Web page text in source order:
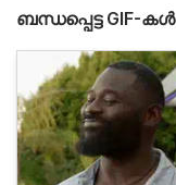
ബന്ധപ്പെട്ട GIF-കൾ